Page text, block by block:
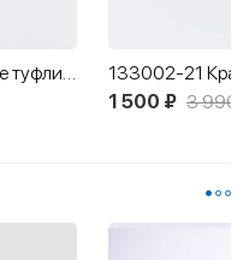
133002-22 Белые праздничные туфли для девочки
1 500 ₽ 3 990